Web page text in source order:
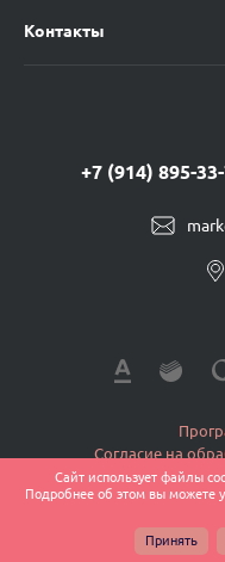
Контакты
+7 (914) 895-
Согласие на
Политика
© 2026 Shene-
Сайт использует файлы
Подробнее об этом вы можете
Принять